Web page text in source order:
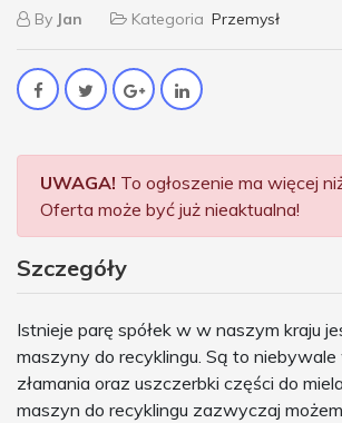
By Jan Kategoria Przemysł
UWAGA! To ogłoszenie ma więcej
Oferta może być już nieaktualna!
Szczegóły
Istnieje parę spółek w w naszym kraju
maszyny do recyklingu. Są to
złamania oraz uszczerbki części do
maszyn do recyklingu zazwyczaj